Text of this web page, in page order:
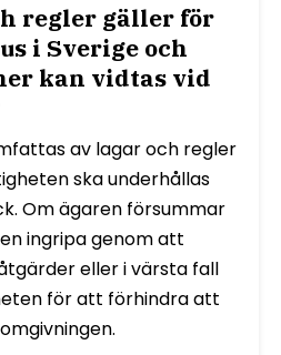
regler gäller för
i Sverige och
kan vidtas vid
av lagar och regler
ska underhållas
Om ägaren försummar
ingripa genom att
eller i värsta fall
för att förhindra att